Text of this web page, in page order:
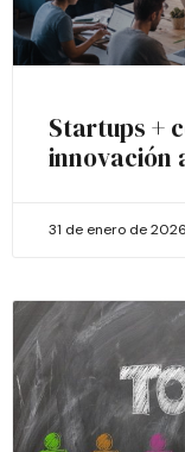
Startups +
innovación
31 de enero de 2026